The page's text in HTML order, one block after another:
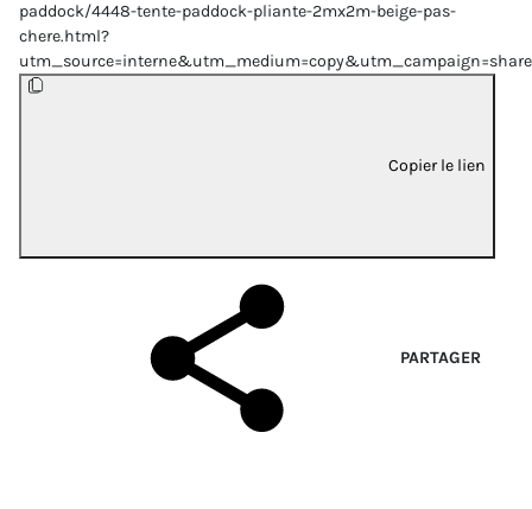
paddock/4448-tente-paddock-pliante-2mx2m-beige-pas-
chere.html?
Copier le lien
PARTAGER